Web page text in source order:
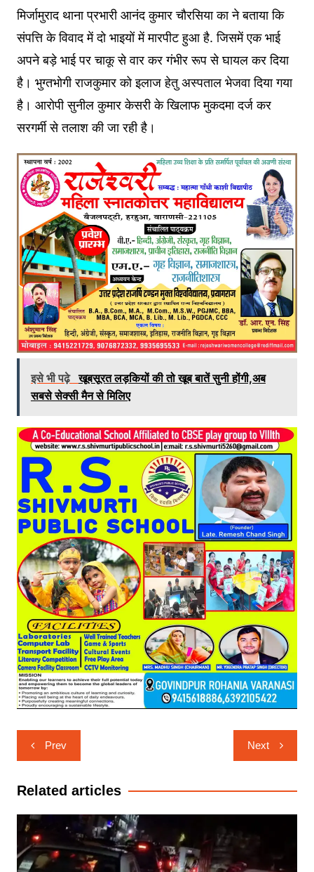
मिर्जामुराद थाना प्रभारी आनंद कुमार चौरसिया का ने बताया कि
संपत्ति के विवाद में दो भाइयों में मारपीट हुआ है. जिसमें एक भाई
अपने बड़े भाई पर चाकू से वार कर गंभीर रूप से घायल कर दिया
है। भुग्तभोगी राजकुमार को इलाज हेतु अस्पताल भेजवा दिया गया
है। आरोपी सुनील कुमार केसरी के खिलाफ मुकदमा दर्ज कर
सरगर्मी से तलाश की जा रही है।
इसे भी पढ़े खूबसूरत लड़कियों की तो खूब बातें सुनी होंगी,अब
सबसे सेक्सी मैन से मिलिए
Post
navigation
Prev Next
Related articles